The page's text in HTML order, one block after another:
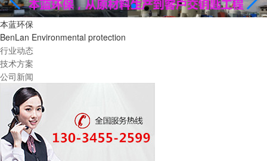
本蓝环保
BenLan Environmental protection
行业动态
技术方案
公司新闻